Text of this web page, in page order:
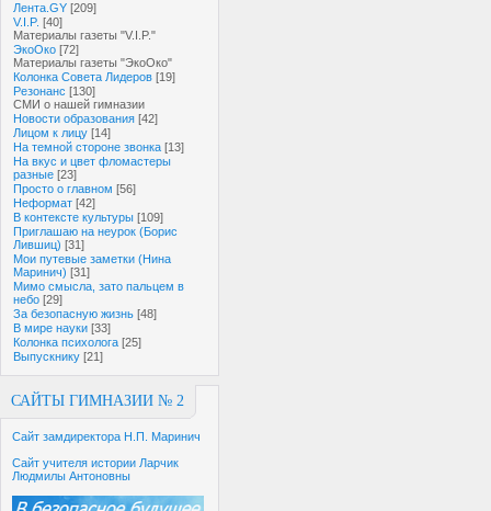
Лента.GY [209]
V.I.P. [40]
Материалы газеты "V.I.P."
ЭкоОко [72]
Материалы газеты "ЭкоОко"
Колонка Совета Лидеров [19]
Резонанс [130]
СМИ о нашей гимназии
Новости образования [42]
Лицом к лицу [14]
На темной стороне звонка [13]
На вкус и цвет фломастеры
разные [23]
Просто о главном [56]
Неформат [42]
В контексте культуры [109]
Приглашаю на неурок (Борис
Лившиц) [31]
Мои путевые заметки (Нина
Маринич) [31]
Мимо смысла, зато пальцем в
небо [29]
За безопасную жизнь [48]
В мире науки [33]
Колонка психолога [25]
Выпускнику [21]
САЙТЫ ГИМНАЗИИ № 2
Сайт замдиректора Н.П. Маринич
Сайт учителя истории Ларчик
Людмилы Антоновны